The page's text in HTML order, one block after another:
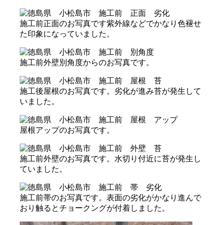
施工前正面のお写真です紫外線などでかなり色褪せ
た印象になっていました。
施工前外壁別角度からのお写真です。
施工後屋根のお写真です。劣化が進み苔が発生して
いました。
屋根アップのお写真です。
施工前外壁のお写真です。水切り付近に苔が発生し
ていました。
施工前帯のお写真です。表面の劣化がかなり進んで
おり触るとチョークングが付着しました。